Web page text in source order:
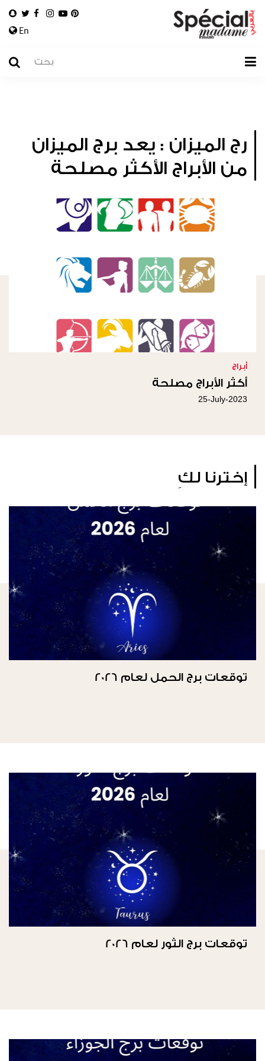
En
رج الميزان : يعد برج الميزان
من الأبراج الأكثر مصلحة
أبراج
أكثر الأبراج مصلحة
25-July-2023
إخترنا لكِ
توقعات برج الحمل لعام 2026
توقعات برج الثور لعام 2026